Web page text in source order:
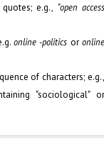
e.g., "open
online -politics or
of characters;
"sociological"